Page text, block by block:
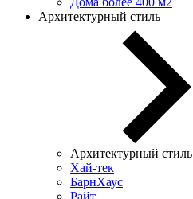
Архитектурный стиль
Архитектурный стиль
Хай-тек
БарнХаус
Райт